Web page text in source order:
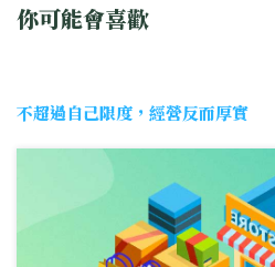
你可能會喜歡
不超過自己限度，經營反而厚實